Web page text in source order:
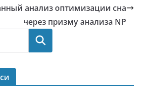
анализ оптимизации сна
через призму анализа NP
Поиск